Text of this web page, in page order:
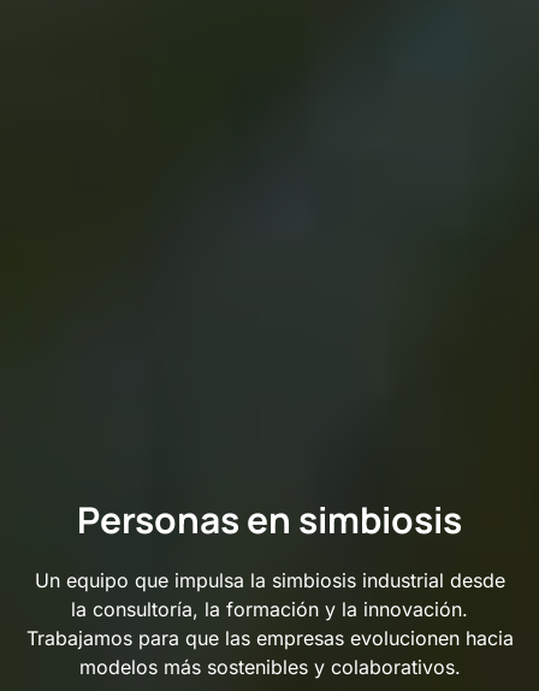
Personas en simbiosis
Un equipo que impulsa la simbiosis industrial desde
la consultoría, la formación y la innovación.
Trabajamos para que las empresas evolucionen hacia
modelos más sostenibles y colaborativos.